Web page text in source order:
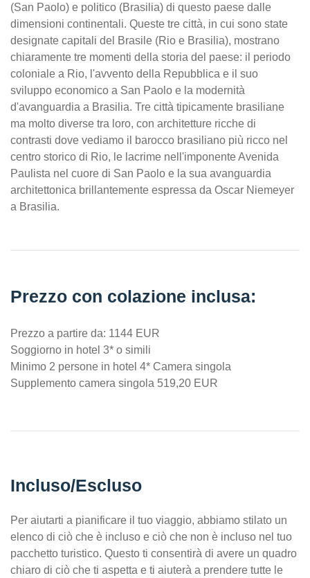
(San Paolo) e politico (Brasilia) di questo paese dalle
dimensioni continentali. Queste tre città, in cui sono state
designate capitali del Brasile (Rio e Brasilia), mostrano
chiaramente tre momenti della storia del paese: il periodo
coloniale a Rio, l'avvento della Repubblica e il suo
sviluppo economico a San Paolo e la modernità
d'avanguardia a Brasilia. Tre città tipicamente brasiliane
ma molto diverse tra loro, con architetture ricche di
contrasti dove vediamo il barocco brasiliano più ricco nel
centro storico di Rio, le lacrime nell'imponente Avenida
Paulista nel cuore di San Paolo e la sua avanguardia
architettonica brillantemente espressa da Oscar Niemeyer
a Brasilia.
Prezzo con colazione inclusa:
Prezzo a partire da: 1144 EUR
Soggiorno in hotel 3* o simili
Minimo 2 persone in hotel 4* Camera singola
Supplemento camera singola 519,20 EUR
Incluso/Escluso
Per aiutarti a pianificare il tuo viaggio, abbiamo stilato un
elenco di ciò che è incluso e ciò che non è incluso nel tuo
pacchetto turistico. Questo ti consentirà di avere un quadro
chiaro di ciò che ti aspetta e ti aiuterà a prendere tutte le